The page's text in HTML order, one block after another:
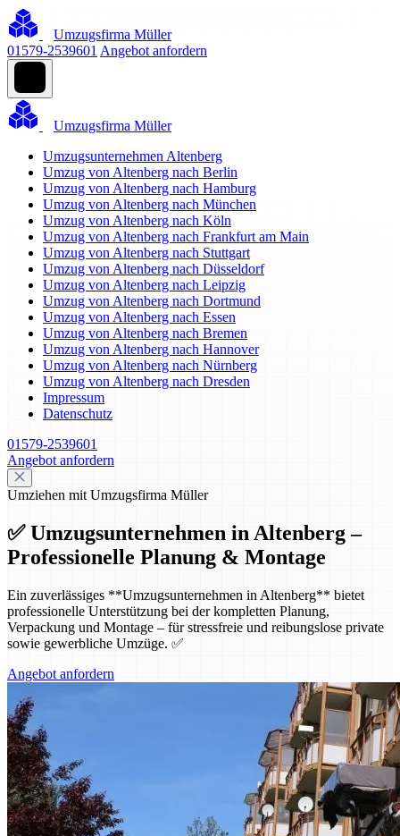
Umzugsfirma Müller
01579-2539601 Angebot anfordern
Umzugsfirma Müller
Umzugsunternehmen Altenberg
Umzug von Altenberg nach Berlin
Umzug von Altenberg nach Hamburg
Umzug von Altenberg nach München
Umzug von Altenberg nach Köln
Umzug von Altenberg nach Frankfurt am Main
Umzug von Altenberg nach Stuttgart
Umzug von Altenberg nach Düsseldorf
Umzug von Altenberg nach Leipzig
Umzug von Altenberg nach Dortmund
Umzug von Altenberg nach Essen
Umzug von Altenberg nach Bremen
Umzug von Altenberg nach Hannover
Umzug von Altenberg nach Nürnberg
Umzug von Altenberg nach Dresden
Impressum
Datenschutz
01579-2539601
Angebot anfordern
Umziehen mit Umzugsfirma Müller
✅ Umzugsunternehmen in Altenberg –
Professionelle Planung & Montage
Ein zuverlässiges **Umzugsunternehmen in Altenberg** bietet
professionelle Unterstützung bei der kompletten Planung,
Verpackung und Montage – für stressfreie und reibungslose private
sowie gewerbliche Umzüge. ✅
Angebot anfordern